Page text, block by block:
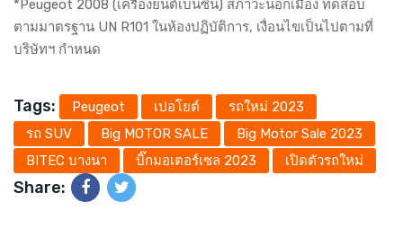
*Peugeot 2008 (เครื่องยนต์เบนซิน) สภาวะนอกเมือง ทดสอบ
ตามมาตรฐาน UN R101 ในห้องปฏิบัติการ, เงื่อนไขเป็นไปตามที่
บริษัทฯ กำหนด
Tags: Peugeot เปอโยต์
รถใหม่ 2023
รถ SUV
Big MOTOR SALE
Big Motor Sale 2023
BITEC บางนา
บิ๊กมอเตอร์เซล 2023 เปิดตัวรถใหม่
Share: